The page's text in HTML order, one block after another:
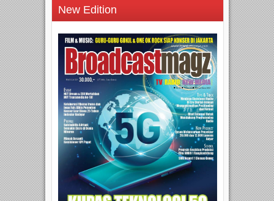
New Edition